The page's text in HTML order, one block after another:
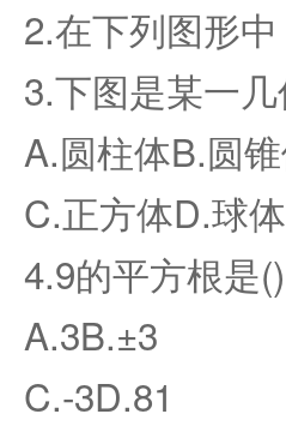
2.在下列图形
3.下图是某一
A.圆柱体B.圆
C.正方体D.球体
4.9的平方根是()
A.3B.±3
C.-3D.81